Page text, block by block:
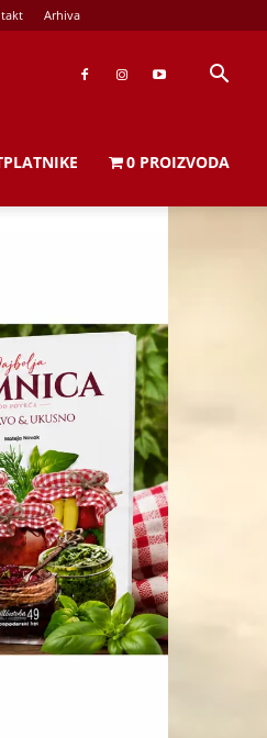
Arhiva
0 PROIZVODA